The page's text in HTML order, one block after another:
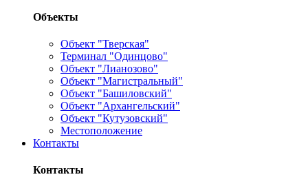
Объекты
Объект "Тверская"
Терминал "Одинцово"
Объект "Лианозово"
Объект "Магистральный"
Объект "Башиловский"
Объект "Архангельский"
Объект "Кутузовский"
Местоположение
Контакты
Контакты